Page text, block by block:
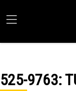
525-9763: